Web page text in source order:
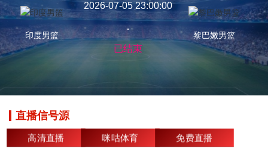
印度男篮
2026-07-05 23:00:00
-
已结束
黎巴嫩男篮
直播信号源
高清直播 咪咕体育 免费直播